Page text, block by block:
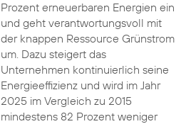
Prozent erneuerbaren Energien ein
und geht verantwortungsvoll mit
der knappen Ressource Grünstrom
um. Dazu steigert das
Unternehmen kontinuierlich seine
Energieeffizienz und wird im Jahr
2025 im Vergleich zu 2015
mindestens 82 Prozent weniger